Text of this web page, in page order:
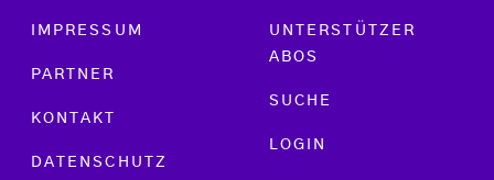
Footer menu
IMPRESSUM
PARTNER
KONTAKT
DATENSCHUTZ
UNTERSTÜTZER
ABOS
SUCHE
LOGIN